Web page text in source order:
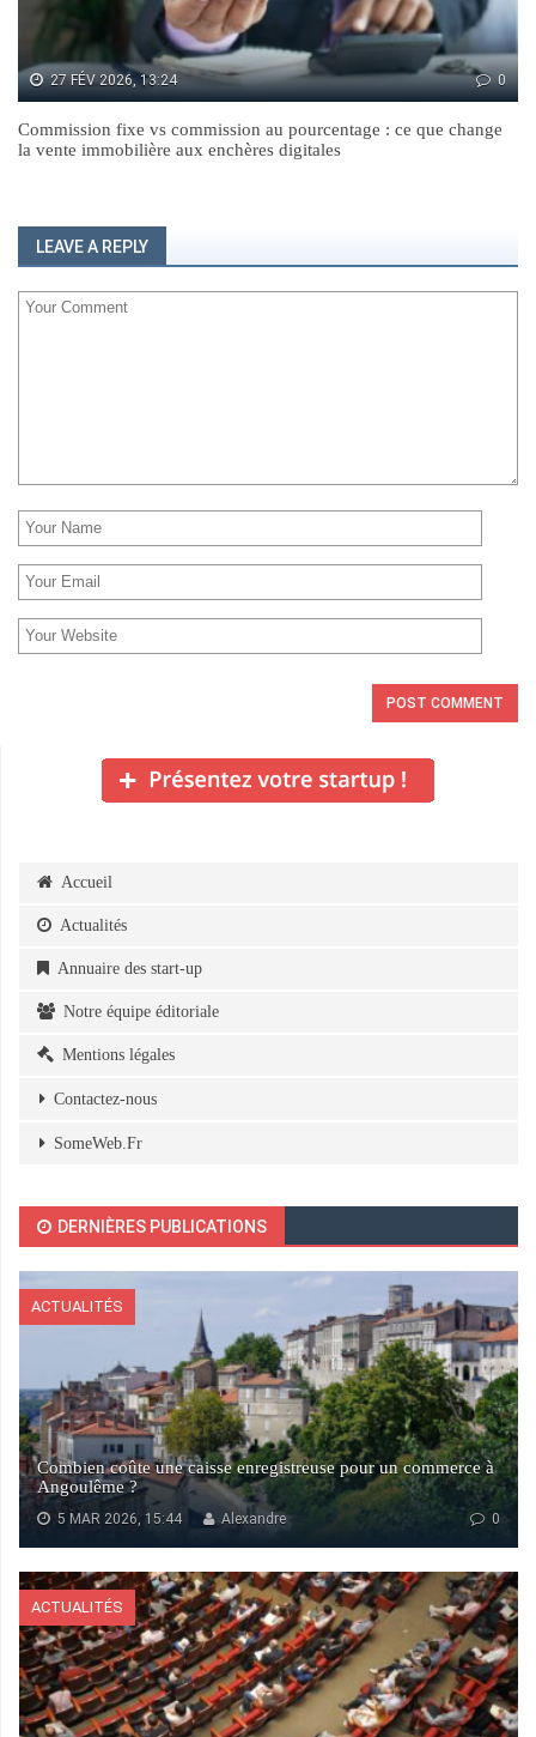
27 FÉV 2026, 13:24 0
Commission fixe vs commission au pourcentage : ce que change
la vente immobilière aux enchères digitales
LEAVE A REPLY
Accueil
Actualités
Annuaire des start-up
Notre équipe éditoriale
Mentions légales
Contactez-nous
SomeWeb.Fr
DERNIÈRES PUBLICATIONS
ACTUALITÉS
Combien coûte une caisse enregistreuse pour un commerce à
Angoulême ?
5 MAR 2026, 15:44 0
Alexandre
ACTUALITÉS